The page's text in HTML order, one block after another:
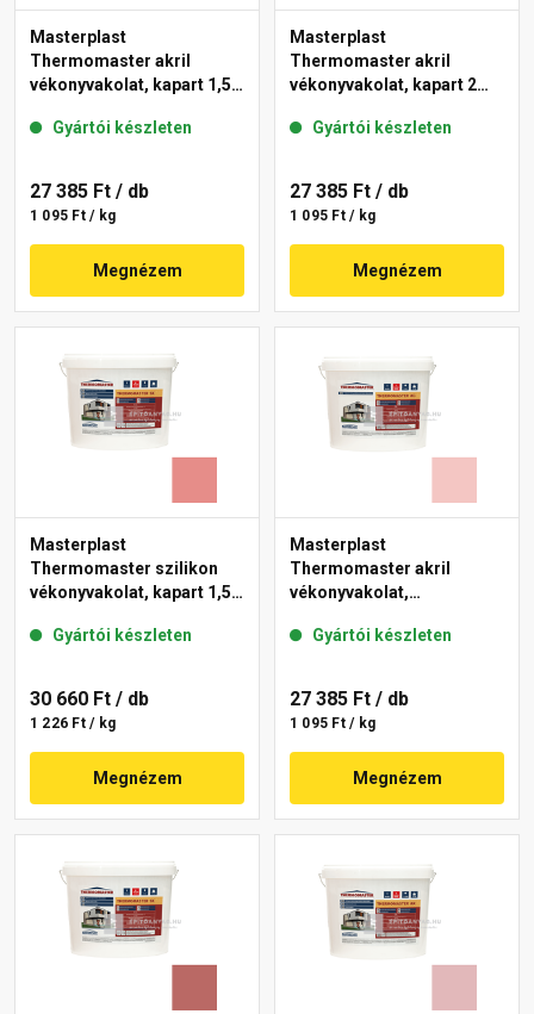
Masterplast
Thermomaster akril
vékonyvakolat, kapart 1,5
Gyártói készleten
27 385 Ft / db
1 095 Ft / kg
Megnézem
Masterplast
Thermomaster akril
vékonyvakolat, kapart 2
Gyártói készleten
27 385 Ft / db
1 095 Ft / kg
Megnézem
Masterplast
Thermomaster szilikon
vékonyvakolat, kapart 1,5
Gyártói készleten
30 660 Ft / db
1 226 Ft / kg
Megnézem
Masterplast
Thermomaster akril
vékonyvakolat,
21-F 25 kg
Gyártói készleten
27 385 Ft / db
1 095 Ft / kg
Megnézem